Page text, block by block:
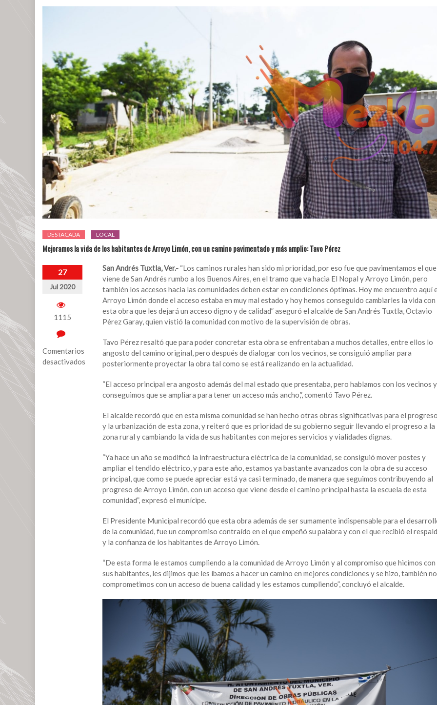
DESTACADA LOCAL
Mejoramos la vida de los habitantes de Arroyo Limón, con un camino pavimentado y más amplio: Tavo Pérez
27
Jul 2020
1115
Comentarios
desactivados
San Andrés Tuxtla, Ver.-“Los caminos rurales han sido mi prioridad, por eso fue que pavimentamos el que
viene de San Andrés rumbo a los Buenos Aires, en el tramo que va hacia El Nopal y Arroyo Limón, pero
también los accesos hacia las comunidades deben estar en condiciones óptimas. Hoy me encuentro aquí
Arroyo Limón donde el acceso estaba en muy mal estado y hoy hemos conseguido cambiarles la vida con
esta obra que les dejará un acceso digno y de calidad” aseguró el alcalde de San Andrés Tuxtla, Octavio
Pérez Garay, quien vistió la comunidad con motivo de la supervisión de obras.
Tavo Pérez resaltó que para poder concretar esta obra se enfrentaban a muchos detalles, entre ellos lo
angosto del camino original, pero después de dialogar con los vecinos, se consiguió ampliar para
posteriormente proyectar la obra tal como se está realizando en la actualidad.
“El acceso principal era angosto además del mal estado que presentaba, pero hablamos con los vecinos y
conseguimos que se ampliara para tener un acceso más ancho,”, comentó Tavo Pérez.
El alcalde recordó que en esta misma comunidad se han hecho otras obras significativas para el
y la urbanización de esta zona, y reiteró que es prioridad de su gobierno seguir llevando el progreso a la
zona rural y cambiando la vida de sus habitantes con mejores servicios y vialidades dignas.
“Ya hace un año se modificó la infraestructura eléctrica de la comunidad, se consiguió mover postes y
ampliar el tendido eléctrico, y para este año, estamos ya bastante avanzados con la obra de su acceso
principal, que como se puede apreciar está ya casi terminado, de manera que seguimos contribuyendo al
progreso de Arroyo Limón, con un acceso que viene desde el camino principal hasta la escuela de esta
comunidad”, expresó el munícipe.
El Presidente Municipal recordó que esta obra además de ser sumamente indispensable para el
de la comunidad, fue un compromiso contraído en el que empeñó su palabra y con el que recibió el
y la confianza de los habitantes de Arroyo Limón.
“De esta forma le estamos cumpliendo a la comunidad de Arroyo Limón y al compromiso que hicimos con
sus habitantes, les dijimos que les íbamos a hacer un camino en mejores condiciones y se hizo, también
comprometimos con un acceso de buena calidad y les estamos cumpliendo”, concluyó el alcalde.